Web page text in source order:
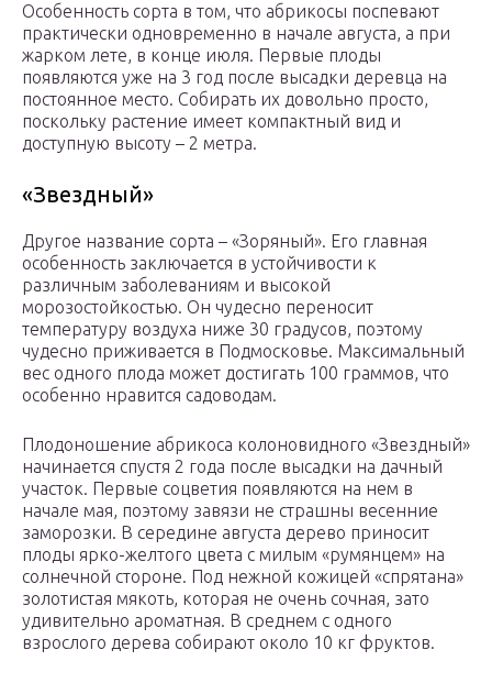
Особенность сорта в том, что абрикосы поспевают
практически одновременно в начале августа, а при
жарком лете, в конце июля. Первые плоды
появляются уже на 3 год после высадки деревца на
постоянное место. Собирать их довольно просто,
поскольку растение имеет компактный вид и
доступную высоту – 2 метра.
«Звездный»
Другое название сорта – «Зоряный». Его главная
особенность заключается в устойчивости к
различным заболеваниям и высокой
морозостойкостью. Он чудесно переносит
температуру воздуха ниже 30 градусов, поэтому
чудесно приживается в Подмосковье. Максимальный
вес одного плода может достигать 100 граммов, что
особенно нравится садоводам.
Плодоношение абрикоса колоновидного «Звездный»
начинается спустя 2 года после высадки на дачный
участок. Первые соцветия появляются на нем в
начале мая, поэтому завязи не страшны весенние
заморозки. В середине августа дерево приносит
плоды ярко-желтого цвета с милым «румянцем» на
солнечной стороне. Под нежной кожицей «спрятана»
золотистая мякоть, которая не очень сочная, зато
удивительно ароматная. В среднем с одного
взрослого дерева собирают около 10 кг фруктов.